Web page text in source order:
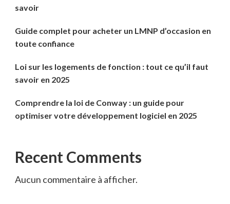
savoir
Guide complet pour acheter un LMNP d’occasion en
toute confiance
Loi sur les logements de fonction : tout ce qu’il faut
savoir en 2025
Comprendre la loi de Conway : un guide pour
optimiser votre développement logiciel en 2025
Recent Comments
Aucun commentaire à afficher.